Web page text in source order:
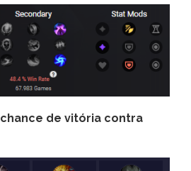
de vitória contra